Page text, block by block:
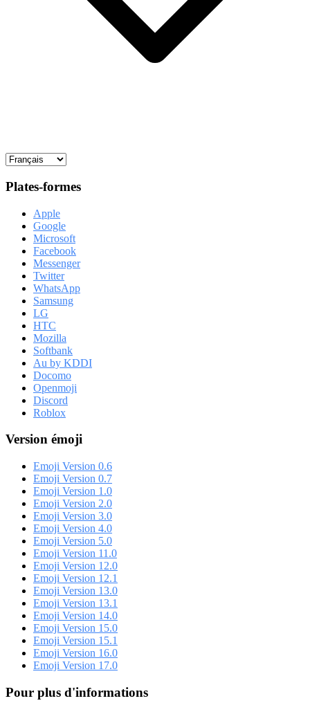
Plates-formes
Apple
Google
Microsoft
Facebook
Messenger
Twitter
WhatsApp
Samsung
LG
HTC
Mozilla
Softbank
Au by KDDI
Docomo
Openmoji
Discord
Roblox
Version émoji
Emoji Version 0.6
Emoji Version 0.7
Emoji Version 1.0
Emoji Version 2.0
Emoji Version 3.0
Emoji Version 4.0
Emoji Version 5.0
Emoji Version 11.0
Emoji Version 12.0
Emoji Version 12.1
Emoji Version 13.0
Emoji Version 13.1
Emoji Version 14.0
Emoji Version 15.0
Emoji Version 15.1
Emoji Version 16.0
Emoji Version 17.0
Pour plus d'informations